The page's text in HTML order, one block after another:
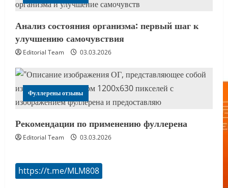
Анализ состояния организма: первый шаг к
улучшению самочувствия
Editorial Team 03.03.2026
Фуллерены отзывы
Рекомендации по применению фуллерена
Editorial Team 03.03.2026
https://t.me/MLM808